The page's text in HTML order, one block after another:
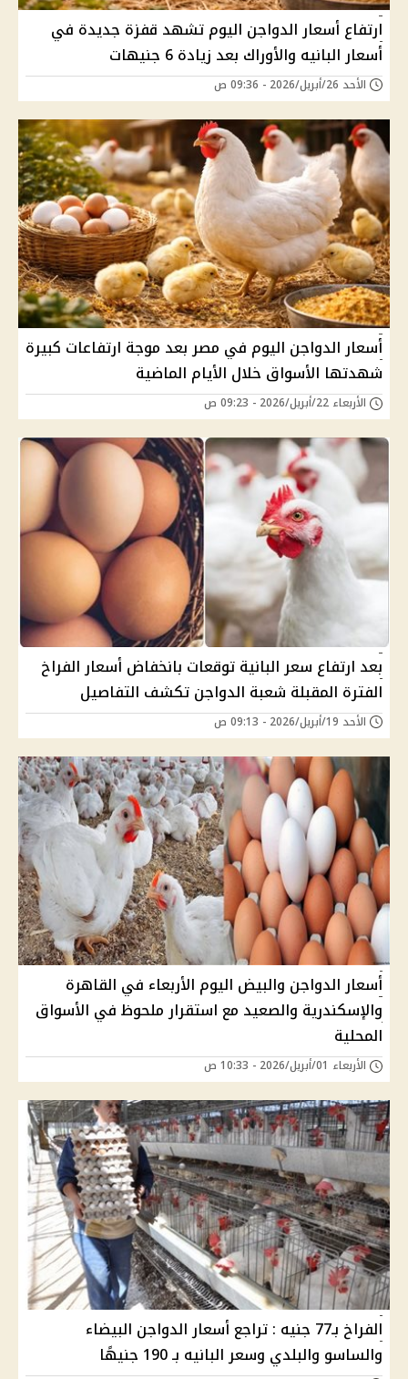
ارتفاع أسعار الدواجن اليوم تشهد قفزة جديدة في
أسعار البانيه والأوراك بعد زيادة 6 جنيهات
الأحد 26/أبريل/2026 - 09:36 ص
أسعار الدواجن اليوم في مصر بعد موجة ارتفاعات كبيرة
شهدتها الأسواق خلال الأيام الماضية
الأربعاء 22/أبريل/2026 - 09:23 ص
بعد ارتفاع سعر البانية توقعات بانخفاض أسعار الفراخ
الفترة المقبلة شعبة الدواجن تكشف التفاصيل
الأحد 19/أبريل/2026 - 09:13 ص
أسعار الدواجن والبيض اليوم الأربعاء في القاهرة
والإسكندرية والصعيد مع استقرار ملحوظ في الأسواق
المحلية
الأربعاء 01/أبريل/2026 - 10:33 ص
الفراخ بـ77 جنيه : تراجع أسعار الدواجن البيضاء
والساسو والبلدي وسعر البانيه بـ 190 جنيهًا